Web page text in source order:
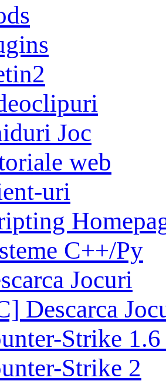
Joc
web
uri
C++/Py
Jocuri
Descarca
Strike 1.6
Strike 2